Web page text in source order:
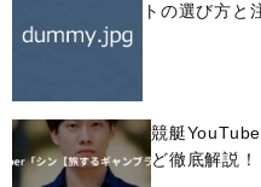
トの選び方と
競艇
ど徹底解説